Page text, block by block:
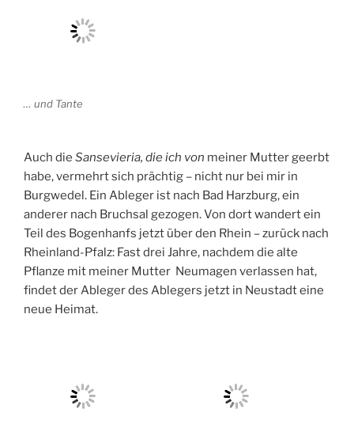
… und Tante
Auch die Sansevieria, die ich von meiner Mutter geerbt
habe, vermehrt sich prächtig – nicht nur bei mir in
Burgwedel. Ein Ableger ist nach Bad Harzburg, ein
anderer nach Bruchsal gezogen. Von dort wandert ein
Teil des Bogenhanfs jetzt über den Rhein – zurück nach
Rheinland-Pfalz: Fast drei Jahre, nachdem die alte
Pflanze mit meiner Mutter Neumagen verlassen hat,
findet der Ableger des Ablegers jetzt in Neustadt eine
neue Heimat.